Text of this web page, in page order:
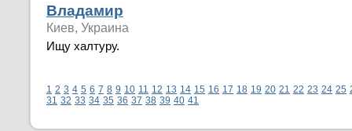
Владамир
Киев, Украина
Ищу халтуру.
1 2 3 4 5 6 7 8 9 10 11 12 13 14 15 16 17 18 19 20 21 22 23 24 25
31 32 33 34 35 36 37 38 39 40 41